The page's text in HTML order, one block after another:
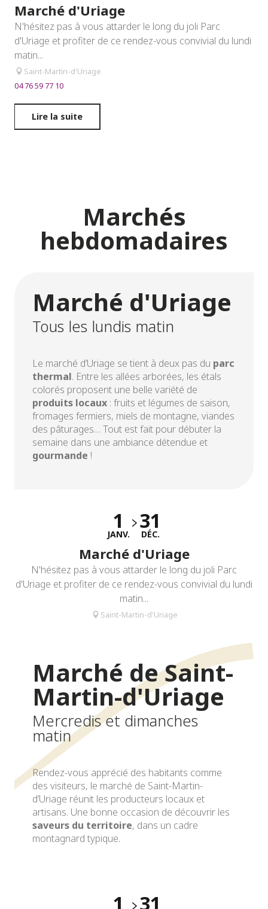
Marché d'Uriage
N'hésitez pas à vous attarder le long du joli Parc
d'Uriage et profiter de ce rendez-vous convivial du lundi
matin...
Saint-Martin-d'Uriage
04 76 59 77 10
Lire la suite
Marchés
hebdomadaires
Marché d'Uriage
Tous les lundis matin
Le marché d’Uriage se tient à deux pas du parc
thermal. Entre les allées arborées, les étals
colorés proposent une belle variété de
produits locaux : fruits et légumes de saison,
fromages fermiers, miels de montagne, viandes
des pâturages… Tout est fait pour débuter la
semaine dans une ambiance détendue et
gourmande !
1
JANV.
31
DÉC.
Marché d'Uriage
N'hésitez pas à vous attarder le long du joli Parc
d'Uriage et profiter de ce rendez-vous convivial du lundi
matin...
Saint-Martin-d'Uriage
Marché de Saint-
Martin-d'Uriage
Mercredis et dimanches
matin
Rendez-vous apprécié des habitants comme
des visiteurs, le marché de Saint-Martin-
d’Uriage réunit les producteurs locaux et
artisans. Une bonne occasion de découvrir les
saveurs du territoire, dans un cadre
montagnard typique.
1 31